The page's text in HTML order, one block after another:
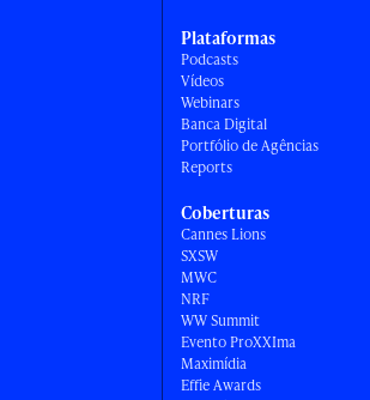
Plataformas
Podcasts
Vídeos
Webinars
Banca Digital
Portfólio de Agências
Reports
Coberturas
Cannes Lions
SXSW
MWC
NRF
WW Summit
Evento ProXXIma
Maximídia
Effie Awards